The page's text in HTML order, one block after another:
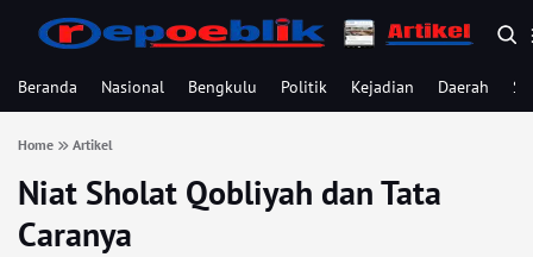
Beranda Nasional Bengkulu Politik Kejadian Daerah
Home Artikel
Niat Sholat Qobliyah dan Tata
Caranya